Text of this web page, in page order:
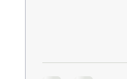
een vestiging in